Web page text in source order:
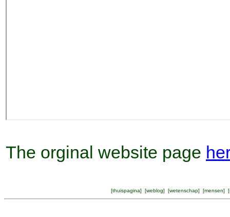
The orginal website page
[thuispagina] [weblog] [wetenschap] [mensen] [